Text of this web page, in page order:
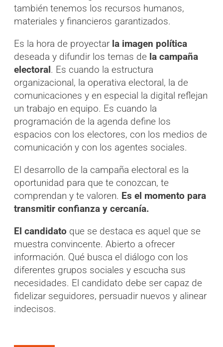
también tenemos los recursos humanos,
materiales y financieros garantizados.
Es la hora de proyectar la imagen política
deseada y difundir los temas de la campaña
electoral. Es cuando la estructura
organizacional, la operativa electoral, la de
comunicaciones y en especial la digital reflejan
un trabajo en equipo. Es cuando la
programación de la agenda define los
espacios con los electores, con los medios de
comunicación y con los agentes sociales.
El desarrollo de la campaña electoral es la
oportunidad para que te conozcan, te
comprendan y te valoren. Es el momento para
transmitir confianza y cercanía.
El candidato que se destaca es aquel que se
muestra convincente. Abierto a ofrecer
información. Qué busca el diálogo con los
diferentes grupos sociales y escucha sus
necesidades. El candidato debe ser capaz de
fidelizar seguidores, persuadir nuevos y alinear
indecisos.